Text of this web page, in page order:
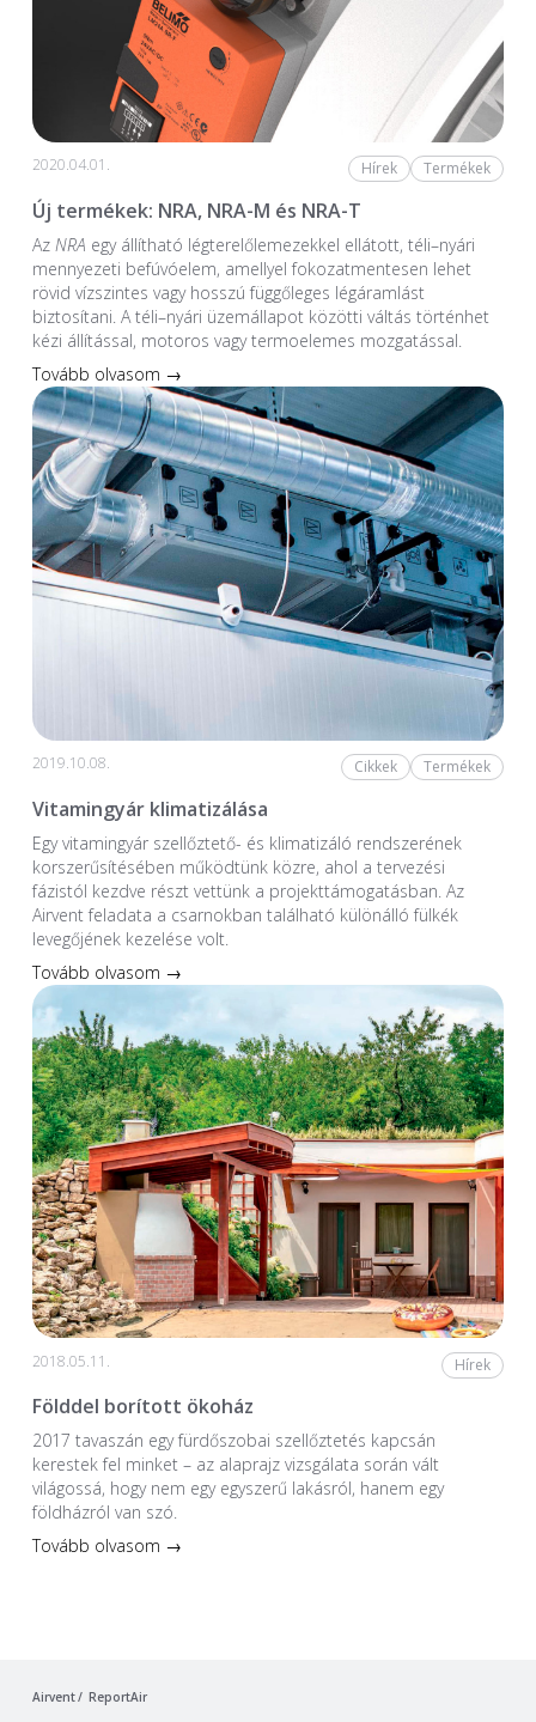
2020.04.01. Hírek Termékek
Új termékek: NRA, NRA-M és NRA-T
Az NRA egy állítható légterelőlemezekkel ellátott, téli–nyári
mennyezeti befúvóelem, amellyel fokozatmentesen lehet
rövid vízszintes vagy hosszú függőleges légáramlást
biztosítani. A téli–nyári üzemállapot közötti váltás történhet
kézi állítással, motoros vagy termoelemes mozgatással.
Tovább olvasom →
2019.10.08. Cikkek Termékek
Vitamingyár klimatizálása
Egy vitamingyár szellőztető- és klimatizáló rendszerének
korszerűsítésében működtünk közre, ahol a tervezési
fázistól kezdve részt vettünk a projekttámogatásban. Az
Airvent feladata a csarnokban található különálló fülkék
levegőjének kezelése volt.
Tovább olvasom →
2018.05.11. Hírek
Földdel borított ökoház
2017 tavaszán egy fürdőszobai szellőztetés kapcsán
kerestek fel minket – az alaprajz vizsgálata során vált
világossá, hogy nem egy egyszerű lakásról, hanem egy
földházról van szó.
Tovább olvasom →
Airvent ReportAir